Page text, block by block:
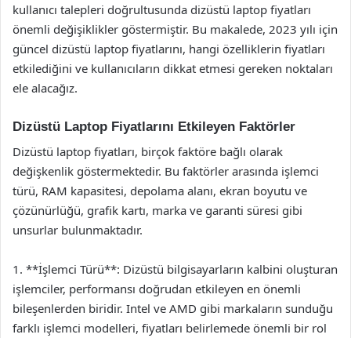
kullanıcı talepleri doğrultusunda dizüstü laptop fiyatları
önemli değişiklikler göstermiştir. Bu makalede, 2023 yılı için
güncel dizüstü laptop fiyatlarını, hangi özelliklerin fiyatları
etkilediğini ve kullanıcıların dikkat etmesi gereken noktaları
ele alacağız.
Dizüstü Laptop Fiyatlarını Etkileyen Faktörler
Dizüstü laptop fiyatları, birçok faktöre bağlı olarak
değişkenlik göstermektedir. Bu faktörler arasında işlemci
türü, RAM kapasitesi, depolama alanı, ekran boyutu ve
çözünürlüğü, grafik kartı, marka ve garanti süresi gibi
unsurlar bulunmaktadır.
1. **İşlemci Türü**: Dizüstü bilgisayarların kalbini oluşturan
işlemciler, performansı doğrudan etkileyen en önemli
bileşenlerden biridir. Intel ve AMD gibi markaların sunduğu
farklı işlemci modelleri, fiyatları belirlemede önemli bir rol